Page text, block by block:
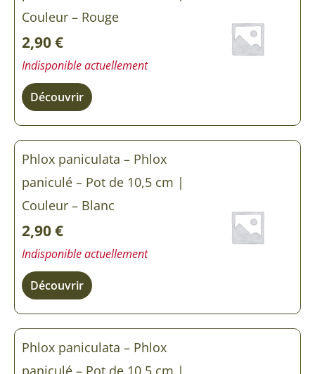
Couleur – Rouge
2,90€
Indisponible actuellement
Découvrir
Phlox paniculata – Phlox
paniculé – Pot de 10,5 cm |
Couleur – Blanc
2,90€
Indisponible actuellement
Découvrir
Phlox paniculata – Phlox
paniculé – Pot de 10,5 cm |
-
paniculé